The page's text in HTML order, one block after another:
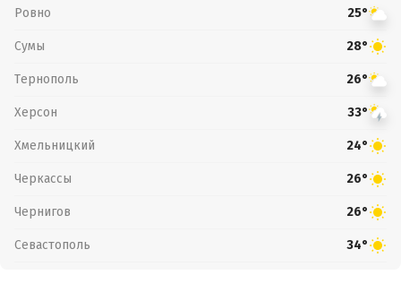
Ровно 25°
Сумы 28°
Тернополь 26°
Херсон 33°
Хмельницкий 24°
Черкассы 26°
Чернигов 26°
Севастополь 34°